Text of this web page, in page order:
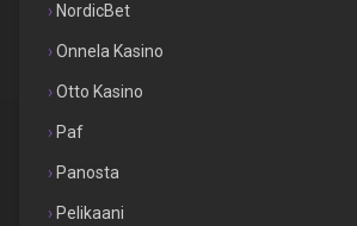
NordicBet
Onnela Kasino
Otto Kasino
Paf
Panosta
Pelikaani